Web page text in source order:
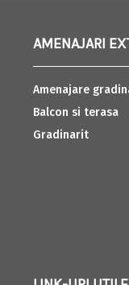
AMENAJARI
Amenajare
Balcon si terasa
Gradinarit